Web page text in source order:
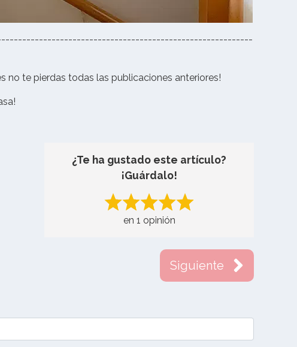
no te pierdas todas las publicaciones anteriores!
¿Te ha gustado este artículo?
¡Guárdalo!
en 1 opinión
Siguiente